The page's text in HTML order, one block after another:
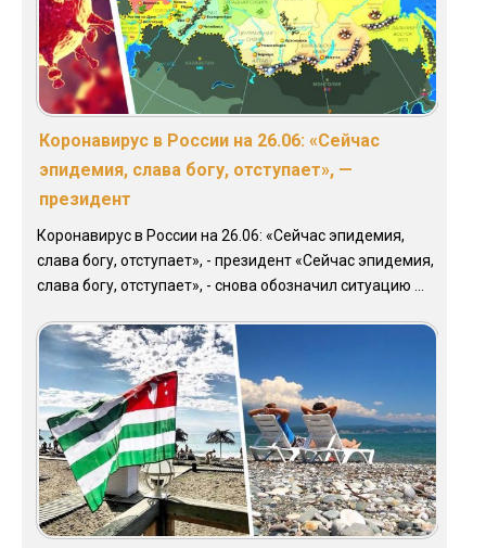
Коронавирус в России на 26.06: «Сейчас
эпидемия, слава богу, отступает», —
президент
Коронавирус в России на 26.06: «Сейчас эпидемия,
слава богу, отступает», - президент «Сейчас эпидемия,
слава богу, отступает», - снова обозначил ситуацию ...